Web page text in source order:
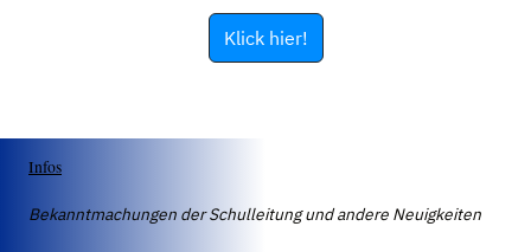
Klick hier!
Infos
Bekanntmachungen der Schulleitung und andere Neuigkeiten